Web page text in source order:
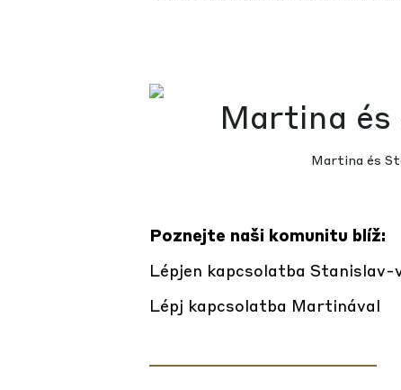
Martina és
Poznejte naši komunitu blíž:
Lépjen kapcsolatba Stanislav-
Lépj kapcsolatba Martinával